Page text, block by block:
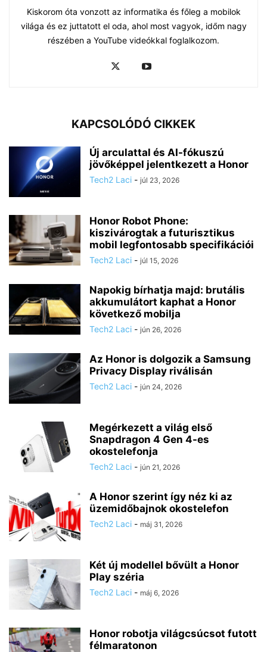
Kiskorom óta vonzott az informatika és főleg a mobilok
világa és ez juttatott el oda, ahol most vagyok, időm nagy
részében a YouTube videókkal foglalkozom.
KAPCSOLÓDÓ CIKKEK
Új arculattal és AI-fókuszú
jövőképpel jelentkezett a Honor
Tech2 Laci - júl 23, 2026
Honor Robot Phone:
kiszivárogtak a futurisztikus
mobil legfontosabb specifikációi
Tech2 Laci - júl 15, 2026
Napokig bírhatja majd: brutális
akkumulátort kaphat a Honor
következő mobilja
Tech2 Laci - jún 26, 2026
Az Honor is dolgozik a Samsung
Privacy Display riválisán
Tech2 Laci - jún 24, 2026
Megérkezett a világ első
Snapdragon 4 Gen 4-es
okostelefonja
Tech2 Laci - jún 21, 2026
A Honor szerint így néz ki az
üzemidőbajnok okostelefon
Tech2 Laci - máj 31, 2026
Két új modellel bővült a Honor
Play széria
Tech2 Laci - máj 6, 2026
Honor robotja világcsúcsot futott
félmaratonon